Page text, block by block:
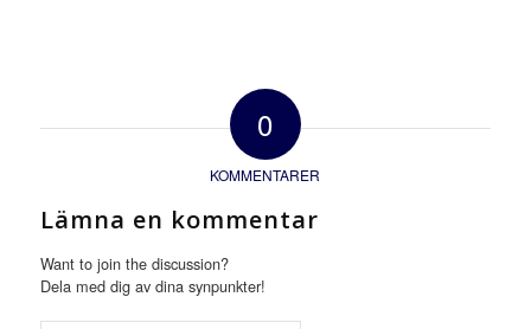
0
KOMMENTARER
Lämna en kommentar
Want to join the discussion?
Dela med dig av dina synpunkter!